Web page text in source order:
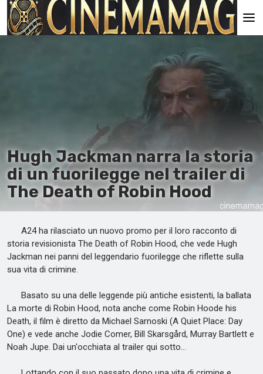
It
Hugh Jackman narra la storia
di un fuorilegge nel trailer di
The Death of Robin Hood
A24 ha rilasciato un nuovo promo per il loro racconto di
storia revisionista The Death of Robin Hood, che vede Hugh
Jackman nei panni del leggendario fuorilegge che riflette sulla
sua vita di crimine.
Basato su una delle leggende più antiche esistenti, la ballata
La morte di Robin Hood, nota anche come Robin Hoode his
Death, il film è diretto da Michael Sarnoski (A Quiet Place: Day
One) e vede anche Jodie Comer, Bill Skarsgård, Murray Bartlett e
Noah Jupe. Dai un'occhiata al trailer qui sotto…